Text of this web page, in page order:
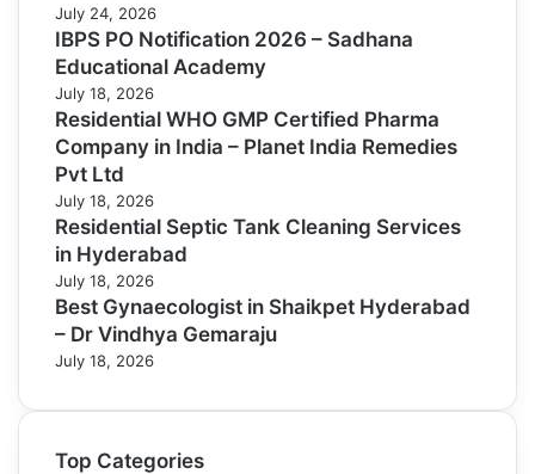
July 24, 2026
IBPS PO Notification 2026 – Sadhana
Educational Academy
July 18, 2026
Residential WHO GMP Certified Pharma
Company in India – Planet India Remedies
Pvt Ltd
July 18, 2026
Residential Septic Tank Cleaning Services
in Hyderabad
July 18, 2026
Best Gynaecologist in Shaikpet Hyderabad
– Dr Vindhya Gemaraju
July 18, 2026
Top Categories